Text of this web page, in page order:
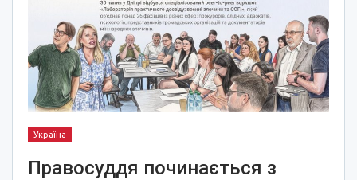
Україна
Правосуддя починається з